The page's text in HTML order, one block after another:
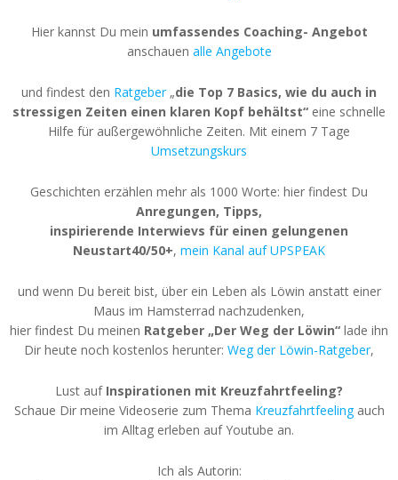
Hier kannst Du mein umfassendes Coaching- Angebot
anschauen alle Angebote
und findest den Ratgeber„die Top 7 Basics, wie du auch in
stressigen Zeiten einen klaren Kopf behältst“ eine schnelle
Hilfe für außergewöhnliche Zeiten. Mit einem 7 Tage
Umsetzungskurs
Geschichten erzählen mehr als 1000 Worte: hier findest Du
Anregungen, Tipps,
inspirierende Interwievs für einen gelungenen
Neustart40/50+, mein Kanal auf UPSPEAK
und wenn Du bereit bist, über ein Leben als Löwin anstatt einer
Maus im Hamsterrad nachzudenken,
hier findest Du meinen Ratgeber „Der Weg der Löwin“ lade ihn
Dir heute noch kostenlos herunter: Weg der Löwin-Ratgeber,
Lust auf Inspirationen mit Kreuzfahrtfeeling?
Schaue Dir meine Videoserie zum Thema Kreuzfahrtfeelingauch
im Alltag erleben auf Youtube an.
Ich als Autorin: